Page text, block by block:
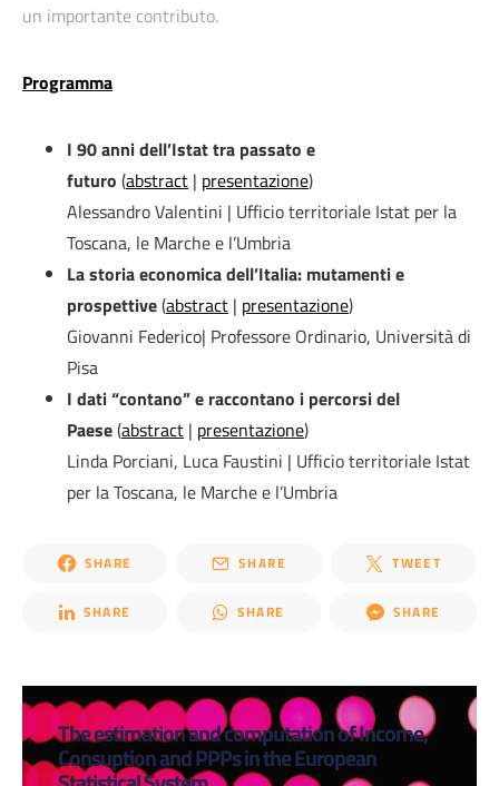
un importante contributo.
Programma
I 90 anni dell’Istat tra passato e
futuro (abstract | presentazione)
Alessandro Valentini | Ufficio territoriale Istat per la
Toscana, le Marche e l’Umbria
La storia economica dell’Italia: mutamenti e
prospettive(abstract | presentazione)
Giovanni Federico| Professore Ordinario, Università di
Pisa
I dati “contano” e raccontano i percorsi del
Paese(abstract | presentazione)
Linda Porciani, Luca Faustini | Ufficio territoriale Istat
per la Toscana, le Marche e l’Umbria
SHARE SHARE TWEET
SHARE SHARE SHARE
The estimation and computation of Income,
Consuption and PPPs in the European